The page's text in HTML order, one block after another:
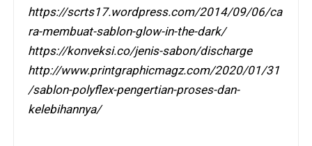
https://scrts17.wordpress.com/2014/09/06/ca
ra-membuat-sablon-glow-in-the-dark/
https://konveksi.co/jenis-sabon/discharge
http://www.printgraphicmagz.com/2020/01/31
/sablon-polyflex-pengertian-proses-dan-
kelebihannya/